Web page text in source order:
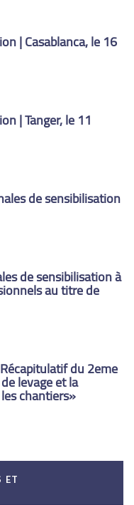
| Casablanca, le 16
| Tanger, le 11
de sensibilisation
de sensibilisation à
au titre de
du 2eme
levage et la
chantiers»
ET